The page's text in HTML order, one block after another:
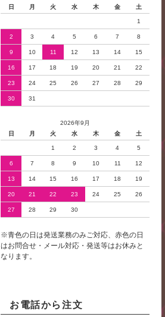
日
月 火 水 木 金 土
1
2 3 4 5 6 7 8
9 10 11 12 13 14 15
16 17 18 19 20 21 22
23 24 25 26 27 28 29
30 31
2026年9月
日
月 火 水 木 金 土
1 2 3 4 5
6 7 8 9 10 11 12
13 14 15 16 17 18 19
20 21 22 23 24 25 26
27 28 29 30
※青色の日は発送業務のみご対応、赤色の日
はお問合せ・メール対応・発送等はお休みと
なります。
お電話から注文